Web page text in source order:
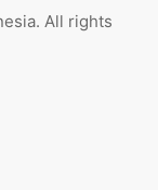
All rights